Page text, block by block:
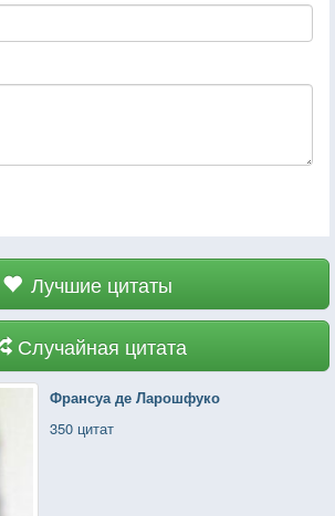
Лучшие цитаты
Случайная цитата
Франсуа де Ларошфуко
350 цитат